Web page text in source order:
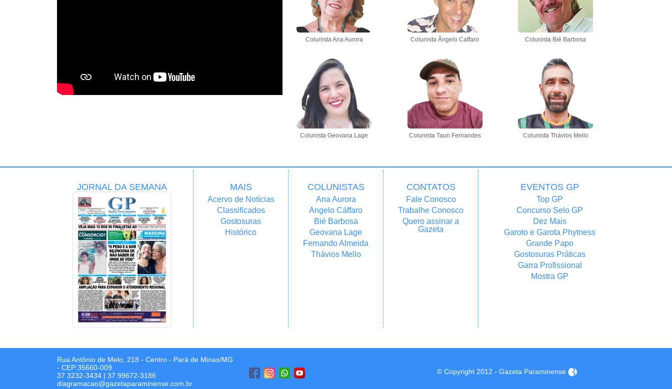
Colunista Ana Aurora Colunista Ângelo Caffaro Colunista Bié Barbosa
Colunista Geovana Lage Colunista Taun Fernandes Colunista Thávios Mello
JORNAL DA SEMANA MAIS
Acervo de Notícias
Classificados
Gostosuras
Histórico
COLUNISTAS
Ana Aurora
Angelo Cáffaro
Bié Barbosa
Geovana Lage
Fernando Almeida
Thávios Mello
CONTATOS
Fale Conosco
Trabalhe Conosco
Quero assinar a
Gazeta
EVENTOS GP
Top GP
Concurso Selo GP
Dez Mais
Garoto e Garota Phytness
Grande Papo
Gostosuras Práticas
Garra Profissional
Mostra GP
Rua Antônio de Melo, 218 - Centro - Pará de Minas/MG
- CEP:35660-009
37 3232-3434 | 37 99672-3186
diagramacao@gazetaparaminense.com.br
© Copyright 2012 - Gazeta Paraminense